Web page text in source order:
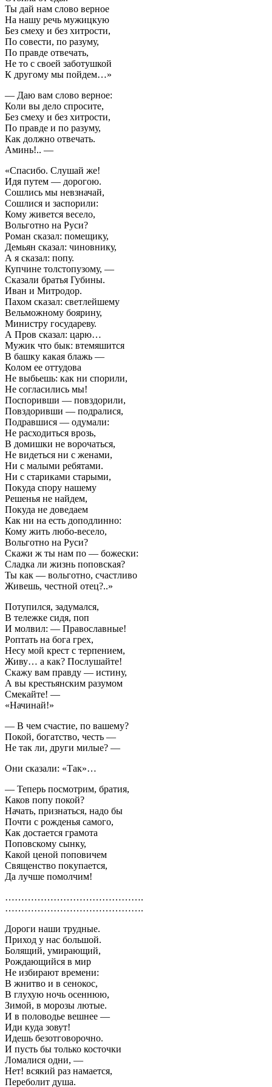
Ты дай нам слово верное
На нашу речь мужицкую
Без смеху и без хитрости,
По совести, по разуму,
По правде отвечать,
Не то с своей заботушкой
К другому мы пойдем…»
— Даю вам слово верное:
Коли вы дело спросите,
Без смеху и без хитрости,
По правде и по разуму,
Как должно отвечать.
Аминь!.. —
«Спасибо. Слушай же!
Идя путем — дорогою.
Сошлись мы невзначай,
Сошлися и заспорили:
Кому живется весело,
Вольготно на Руси?
Роман сказал: помещику,
Демьян сказал: чиновнику,
А я сказал: попу.
Купчине толстопузому, —
Сказали братья Губины.
Иван и Митродор.
Пахом сказал: светлейшему
Вельможному боярину,
Министру государеву.
А Пров сказал: царю…
Мужик что бык: втемяшится
В башку какая блажь —
Колом ее оттудова
Не выбьешь: как ни спорили,
Не согласились мы!
Поспоривши — повздорили,
Повздоривши — подралися,
Подравшися — одумали:
Не расходиться врозь,
В домишки не ворочаться,
Не видеться ни с женами,
Ни с малыми ребятами.
Ни с стариками старыми,
Покуда спору нашему
Решенья не найдем,
Покуда не доведаем
Как ни на есть доподлинно:
Кому жить любо-весело,
Вольготно на Руси?
Скажи ж ты нам по — божески:
Сладка ли жизнь поповская?
Ты как — вольготно, счастливо
Живешь, честной отец?..»
Потупился, задумался,
В тележке сидя, поп
И молвил: — Православные!
Роптать на бога грех,
Несу мой крест с терпением,
Живу… а как? Послушайте!
Скажу вам правду — истину,
А вы крестьянским разумом
Смекайте! —
«Начинай!»
— В чем счастие, по вашему?
Покой, богатство, честь —
Не так ли, други милые? —
Они сказали: «Так»…
— Теперь посмотрим, братия,
Каков попу покой?
Начать, признаться, надо бы
Почти с рожденья самого,
Как достается грамота
Поповскому сынку,
Какой ценой поповичем
Священство покупается,
Да лучше помолчим!
…………………………………….
…………………………………….
Дороги наши трудные.
Приход у нас большой.
Болящий, умирающий,
Рождающийся в мир
Не избирают времени:
В жнитво и в сенокос,
В глухую ночь осеннюю,
Зимой, в морозы лютые.
И в половодье вешнее —
Иди куда зовут!
Идешь безотговорочно.
И пусть бы только косточки
Ломалися одни, —
Нет! всякий раз намается,
Переболит душа.